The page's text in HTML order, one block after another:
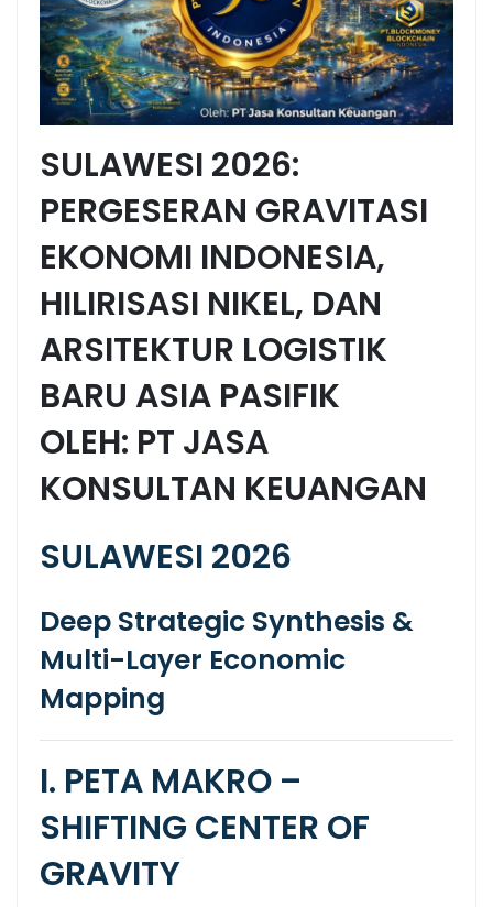
SULAWESI 2026:
PERGESERAN GRAVITASI
EKONOMI INDONESIA,
HILIRISASI NIKEL, DAN
ARSITEKTUR LOGISTIK
BARU ASIA PASIFIK
OLEH: PT JASA
KONSULTAN KEUANGAN
SULAWESI 2026
Deep Strategic Synthesis &
Multi-Layer Economic
Mapping
I. PETA MAKRO –
SHIFTING CENTER OF
GRAVITY